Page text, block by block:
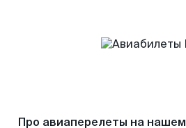
Про авиаперелеты на